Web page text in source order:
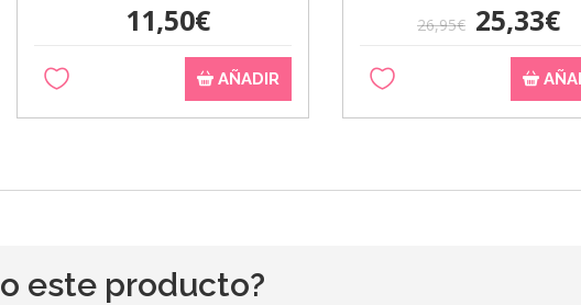
11,50€
AÑADIR
26,95€ 25,33€
este producto?